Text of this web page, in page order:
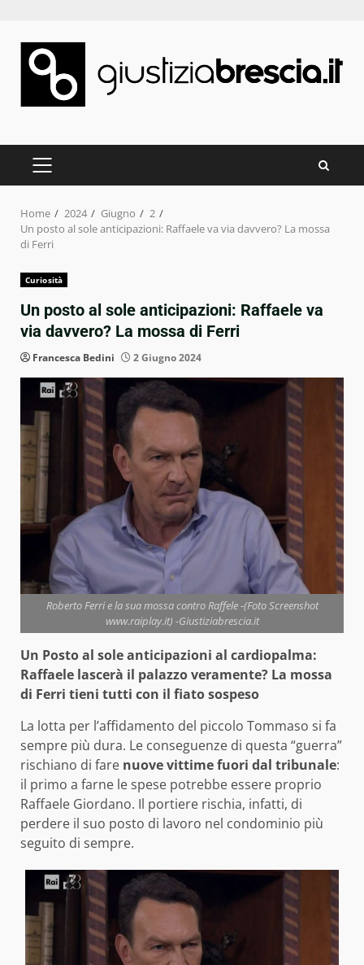
content
PRIMARY
Home 2024 Giugno
2
Un posto al sole anticipazioni: Raffaele va via davvero? La mossa
di Ferri
Curiosità
Un posto al sole anticipazioni: Raffaele va
via davvero? La mossa di Ferri
Francesca Bedini 2 Giugno 2024
Roberto Ferri e la sua mossa contro Raffele -(Foto Screenshot
www.raiplay.it) -Giustiziabrescia.it
Un Posto al sole anticipazioni al cardiopalma:
Raffaele lascerà il palazzo veramente? La mossa
di Ferri tieni tutti con il fiato sospeso
La lotta per l’affidamento del piccolo Tommaso si fa
sempre più dura. Le conseguenze di questa “guerra”
rischiano di fare nuove vittime fuori dal tribunale:
il primo a farne le spese potrebbe essere proprio
Raffaele Giordano. Il portiere rischia, infatti, di
perdere il suo posto di lavoro nel condominio più
seguito di sempre.